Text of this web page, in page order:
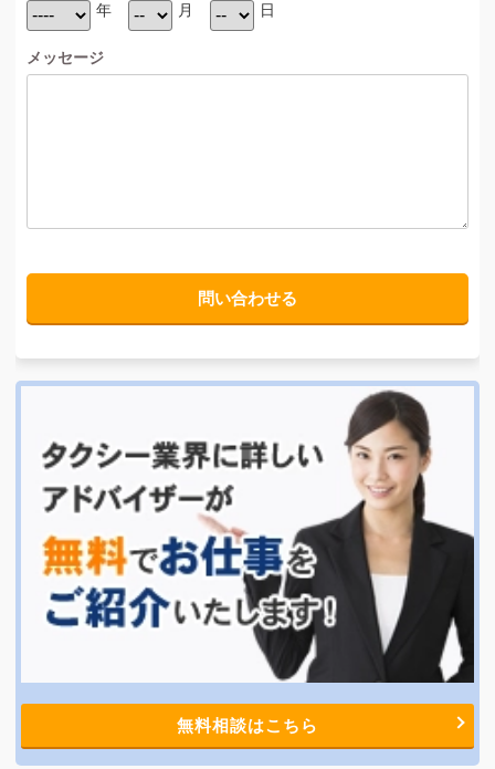
年
月 日
メッセージ
無料相談はこちら